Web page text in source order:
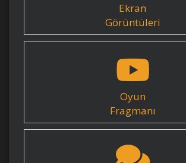
Ekran
Görüntüleri
Oyun
Fragmanı